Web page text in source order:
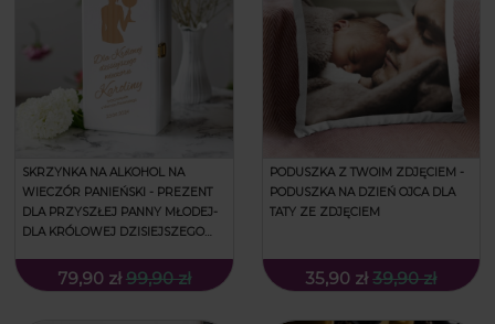
SKRZYNKA NA ALKOHOL NA
WIECZÓR PANIEŃSKI - PREZENT
DLA PRZYSZŁEJ PANNY MŁODEJ-
DLA KRÓLOWEJ DZISIEJSZEGO
79,90 zł 99,90 zł
PODUSZKA Z TWOIM ZDJĘCIEM -
PODUSZKA NA DZIEŃ OJCA DLA
TATY ZE ZDJĘCIEM
35,90 zł 39,90 zł